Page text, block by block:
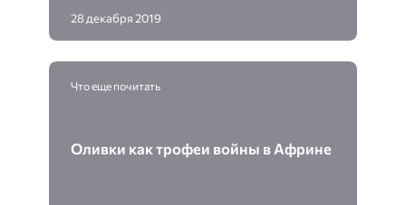
28 декабря 2019
Что еще почитать
Оливки как трофеи войны в Африне